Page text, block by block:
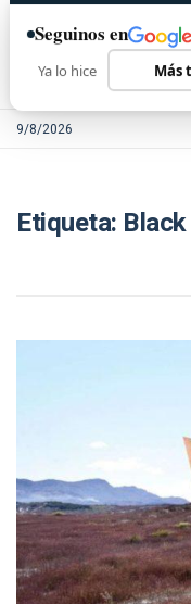
9/8/2026
Etiqueta:
Seguinos en
Ya lo hice Más